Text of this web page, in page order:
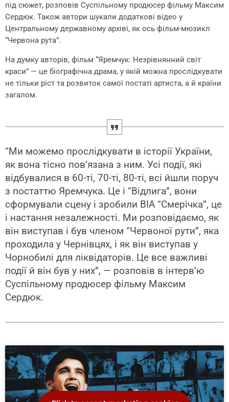
під сюжет, розповів Суспільному продюсер фільму Максим
Сердюк. Також автори шукали додаткові відео у
Центральному державному архіві, як ось фільм-мюзикл
“Червона рута”.
На думку авторів, фільм “Яремчук: Незрівнянний світ
краси” — це біографічна драма, у якій можна прослідкувати
не тільки ріст та розвиток самої постаті артиста, а й країни
загалом.
“Ми можемо прослідкувати в історії України,
як вона тісно пов’язана з ним. Усі події, які
відбувалися в 60-ті, 70-ті, 80-ті, всі йшли поруч
з постаттю Яремчука. Це і “Відлига”, вони
сформували сцену і зробили ВІА “Смерічка”, це
і настання незалежності. Ми розповідаємо, як
він виступав і був членом “Червоної рути”, яка
проходила у Чернівцях, і як він виступав у
Чорнобилі для ліквідаторів. Це все важливі
події й він був у них”, — розповів в інтерв’ю
Суспільному продюсер фільму Максим
Сердюк.